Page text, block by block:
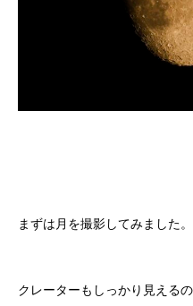
まずは月を撮影してみました。
クレーターもしっかり見えるの